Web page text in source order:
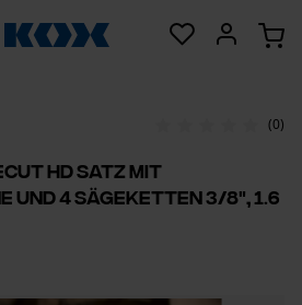
(0)
HD Satz mit
und 4 Sägeketten 3/8", 1.6